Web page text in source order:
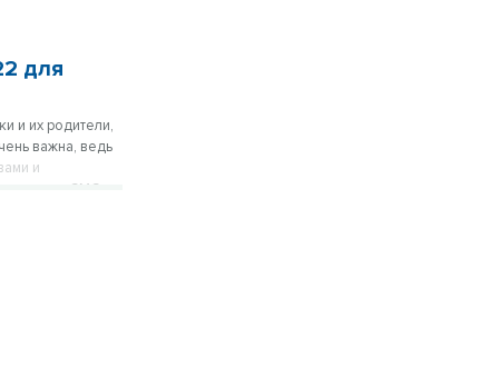
для
и их родители,
важна, ведь
и
или СМС–